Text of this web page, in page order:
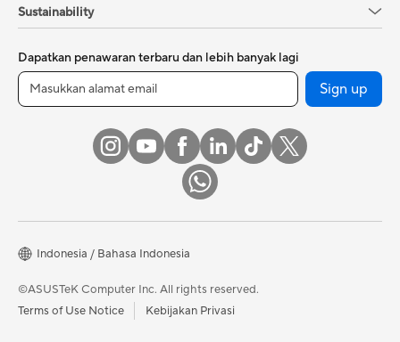
Sustainability
Dapatkan penawaran terbaru dan lebih banyak lagi
Sign up
Indonesia / Bahasa Indonesia
©ASUSTeK Computer Inc. All rights reserved.
Terms of Use Notice
Kebijakan Privasi